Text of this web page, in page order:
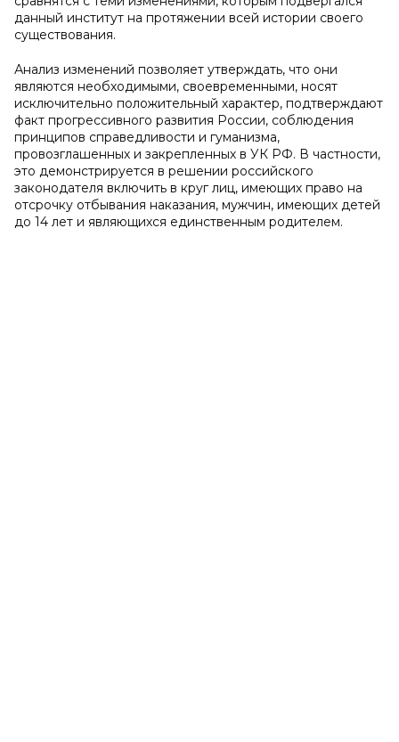
данный институт на протяжении всей истории своего
существования.
Анализ изменений позволяет утверждать, что они
являются необходимыми, своевременными, носят
исключительно положительный характер, подтверждают
факт прогрессивного развития России, соблюдения
принципов справедливости и гуманизма,
провозглашенных и закрепленных в УК РФ. В частности,
это демонстрируется в решении российского
законодателя включить в круг лиц, имеющих право на
отсрочку отбывания наказания, мужчин, имеющих детей
до 14 лет и являющихся единственным родителем.